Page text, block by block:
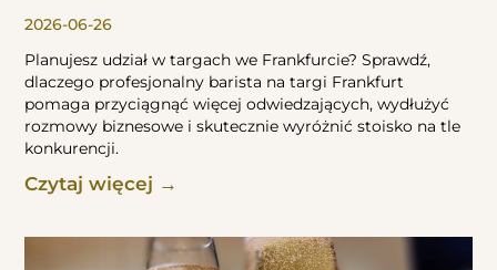
2026-06-26
Planujesz udział w targach we Frankfurcie? Sprawdź,
dlaczego profesjonalny barista na targi Frankfurt
pomaga przyciągnąć więcej odwiedzających, wydłużyć
rozmowy biznesowe i skutecznie wyróżnić stoisko na tle
konkurencji.
Czytaj więcej →